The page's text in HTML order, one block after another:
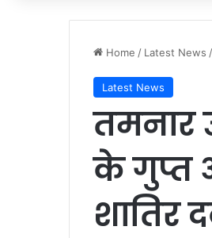
Home / Latest News /
Latest News
तमनार
के गुप्त
शातिर